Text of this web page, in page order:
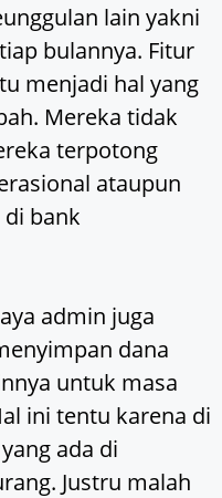
lain yakni
bulannya. Fitur
menjadi hal yang
Mereka tidak
terpotong
ataupun
bank
admin juga
dana
untuk masa
ini tentu karena di
ada di
Justru malah